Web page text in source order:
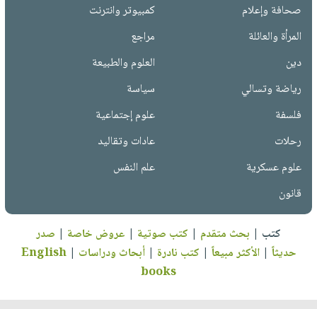
صحافة وإعلام
كمبيوتر وانترنت
المرأة والعائلة
مراجع
دين
العلوم والطبيعة
رياضة وتسالي
سياسة
فلسفة
علوم إجتماعية
رحلات
عادات وتقاليد
علوم عسكرية
علم النفس
قانون
كتب | بحث متقدم | كتب صوتية | عروض خاصة | صدر
حديثاً |الأكثر مبيعاً | كتب نادرة |أبحاث ودراسات |
English
books